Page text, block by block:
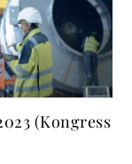
(Kongress